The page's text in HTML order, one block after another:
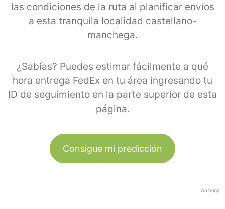
las condiciones de la ruta al planificar envíos
a esta tranquila localidad castellano-
manchega.
¿Sabías? Puedes estimar fácilmente a qué
hora entrega FedEx en tu área ingresando tu
ID de seguimiento en la parte superior de esta
página.
Consigue mi predicción
Anzeige